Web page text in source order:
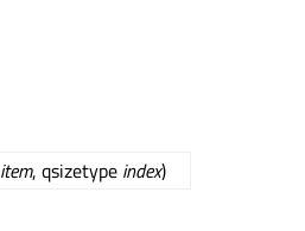
item, qsizetype index)